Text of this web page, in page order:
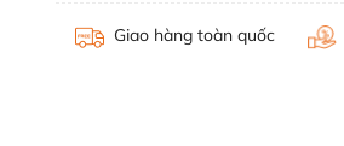
Giao hàng toàn quốc